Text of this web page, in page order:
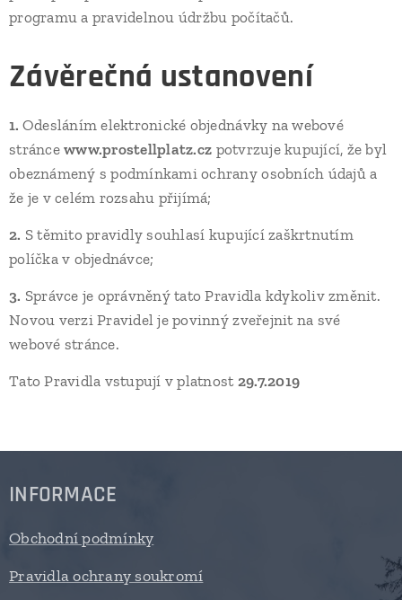
programu a pravidelnou údržbu počítačů.
Závěrečná ustanovení
1. Odesláním elektronické objednávky na webové
stráncewww.prostellplatz.cz potvrzuje kupující, že byl
obeznámený s podmínkami ochrany osobních údajů a
že je v celém rozsahu přijímá;
2. S těmito pravidly souhlasí kupující zaškrtnutím
políčka v objednávce;
3. Správce je oprávněný tato Pravidla kdykoliv změnit.
Novou verzi Pravidel je povinný zveřejnit na své
webové stránce.
Tato Pravidla vstupují v platnost 29.7.2019
INFORMACE
Obchodní podmínky
Pravidla ochrany soukromí